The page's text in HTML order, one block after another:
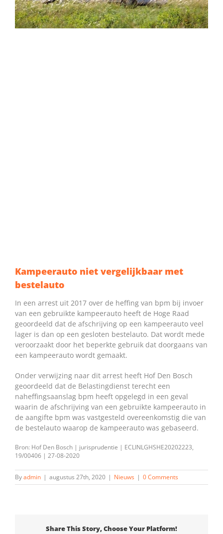
Kampeerauto niet vergelijkbaar met
bestelauto
In een arrest uit 2017 over de heffing van bpm bij invoer
van een gebruikte kampeerauto heeft de Hoge Raad
geoordeeld dat de afschrijving op een kampeerauto veel
lager is dan op een gesloten bestelauto. Dat wordt mede
veroorzaakt door het beperkte gebruik dat doorgaans van
een kampeerauto wordt gemaakt.
Onder verwijzing naar dit arrest heeft Hof Den Bosch
geoordeeld dat de Belastingdienst terecht een
naheffingsaanslag bpm heeft opgelegd in een geval
waarin de afschrijving van een gebruikte kampeerauto in
de aangifte bpm was vastgesteld overeenkomstig die van
de bestelauto waarop de kampeerauto was gebaseerd.
Bron: Hof Den Bosch | jurisprudentie | ECLINLGHSHE20202223,
19/00406 | 27-08-2020
Byadmin | augustus 27th, 2020 | Nieuws | 0 Comments
Share This Story, Choose Your Platform!